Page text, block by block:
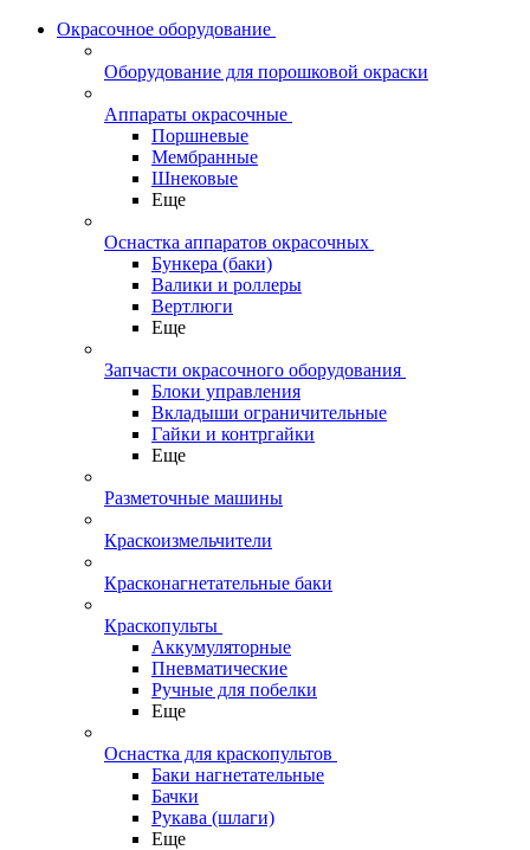
Окрасочное оборудование
Оборудование для порошковой окраски
Аппараты окрасочные
Поршневые
Мембранные
Шнековые
Еще
Оснастка аппаратов окрасочных
Бункера (баки)
Валики и роллеры
Вертлюги
Еще
Запчасти окрасочного оборудования
Блоки управления
Вкладыши ограничительные
Гайки и контргайки
Еще
Разметочные машины
Краскоизмельчители
Красконагнетательные баки
Краскопульты
Аккумуляторные
Пневматические
Ручные для побелки
Еще
Оснастка для краскопультов
Баки нагнетательные
Бачки
Рукава (шлаги)
Еще